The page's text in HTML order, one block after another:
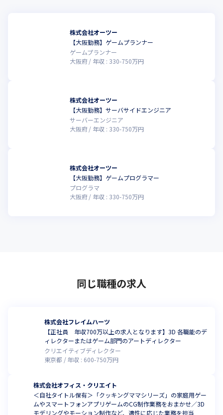
株式会社オーツー
【大阪勤務】ゲームプランナー
ゲームプランナー
大阪府
年収 : 330-750万円
株式会社オーツー
【大阪勤務】サーバサイドエンジニア
サーバーエンジニア
大阪府
年収 : 330-750万円
株式会社オーツー
【大阪勤務】ゲームプログラマー
プログラマ
大阪府
年収 : 330-750万円
同じ職種の求人
株式会社フレイムハーツ
【正社員 年収700万以上の求人となります】3D 各職能のデ
ィレクターまたはゲーム部門のアートディレクター
クリエイティブディレクター
東京都
年収 : 600-750万円
株式会社オフィス・クリエイト
＜自社タイトル保有＞「クッキングママシリーズ」の家庭用ゲー
ムやスマートフォンアプリゲームのCG制作業務をおまかせ／3D
モデリングやモーション制作など、適性に応じた業務を担当